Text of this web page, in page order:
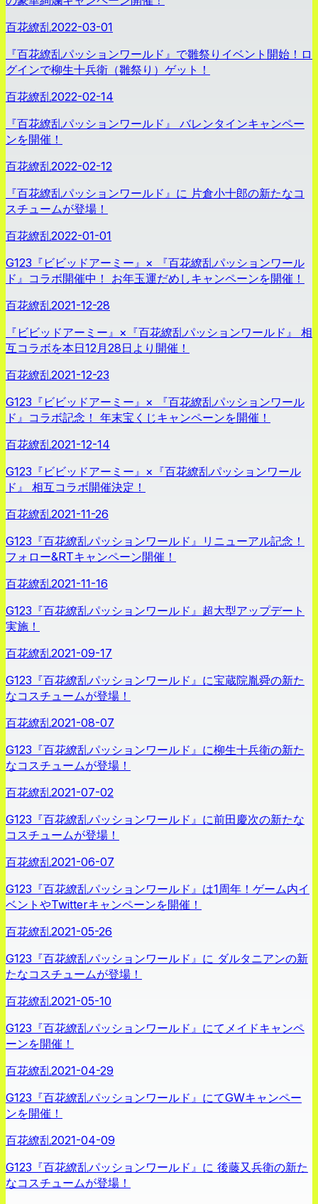
百花繚乱2022-03-01
『百花繚乱パッションワールド』で雛祭りイベント開始！ロ
グインで柳生十兵衛（雛祭り）ゲット！
百花繚乱2022-02-14
『百花繚乱パッションワールド』 バレンタインキャンペー
ンを開催！
百花繚乱2022-02-12
『百花繚乱パッションワールド』に 片倉小十郎の新たなコ
スチュームが登場！
百花繚乱2022-01-01
G123『ビビッドアーミー』× 『百花繚乱パッションワール
ド』コラボ開催中！ お年玉運だめしキャンペーンを開催！
百花繚乱2021-12-28
『ビビッドアーミー』×『百花繚乱パッションワールド』 相
互コラボを本日12月28日より開催！
百花繚乱2021-12-23
G123『ビビッドアーミー』× 『百花繚乱パッションワール
ド』コラボ記念！ 年末宝くじキャンペーンを開催！
百花繚乱2021-12-14
G123『ビビッドアーミー』×『百花繚乱パッションワール
ド』 相互コラボ開催決定！
百花繚乱2021-11-26
G123『百花繚乱パッションワールド』リニューアル記念！
フォロー&RTキャンペーン開催！
百花繚乱2021-11-16
G123『百花繚乱パッションワールド』超大型アップデート
実施！
百花繚乱2021-09-17
G123『百花繚乱パッションワールド』に宝蔵院胤舜の新た
なコスチュームが登場！
百花繚乱2021-08-07
G123『百花繚乱パッションワールド』に柳生十兵衛の新た
なコスチュームが登場！
百花繚乱2021-07-02
G123『百花繚乱パッションワールド』に前田慶次の新たな
コスチュームが登場！
百花繚乱2021-06-07
G123『百花繚乱パッションワールド』は1周年！ゲーム内イ
ベントやTwitterキャンペーンを開催！
百花繚乱2021-05-26
G123『百花繚乱パッションワールド』に ダルタニアンの新
たなコスチュームが登場！
百花繚乱2021-05-10
G123『百花繚乱パッションワールド』にてメイドキャンペ
ーンを開催！
百花繚乱2021-04-29
G123『百花繚乱パッションワールド』にてGWキャンペー
ンを開催！
百花繚乱2021-04-09
G123『百花繚乱パッションワールド』に 後藤又兵衛の新た
なコスチュームが登場！